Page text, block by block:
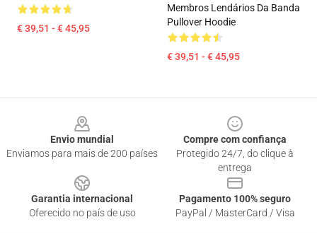
€ 39,51 - € 45,95
Membros Lendários Da Banda
Pullover Hoodie
€ 39,51 - € 45,95
Envio mundial
Enviamos para mais de 200 países
Compre com confiança
Protegido 24/7, do clique à
entrega
Garantia internacional
Oferecido no país de uso
Pagamento 100% seguro
PayPal / MasterCard / Visa